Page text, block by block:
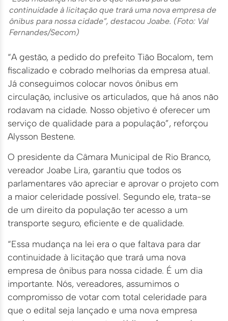
continuidade à licitação que trará uma nova empresa de
ônibus para nossa cidade”, destacou Joabe. (Foto: Val
Fernandes/Secom)
“A gestão, a pedido do prefeito Tião Bocalom, tem
fiscalizado e cobrado melhorias da empresa atual.
Já conseguimos colocar novos ônibus em
circulação, inclusive os articulados, que há anos não
rodavam na cidade. Nosso objetivo é oferecer um
serviço de qualidade para a população”, reforçou
Alysson Bestene.
O presidente da Câmara Municipal de Rio Branco,
vereador Joabe Lira, garantiu que todos os
parlamentares vão apreciar e aprovar o projeto com
a maior celeridade possível. Segundo ele, trata-se
de um direito da população ter acesso a um
transporte seguro, eficiente e de qualidade.
“Essa mudança na lei era o que faltava para dar
continuidade à licitação que trará uma nova
empresa de ônibus para nossa cidade. É um dia
importante. Nós, vereadores, assumimos o
compromisso de votar com total celeridade para
que o edital seja lançado e uma nova empresa